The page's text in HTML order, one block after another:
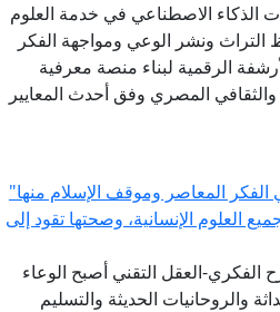
الذكاء الاصطناعي في خدمة العلوم
ونشر الوعي ومواجهة الفكر
الرقمية لبناء منصة معرفية
والثقافي المصري وفق أحدث المعايير
الفكر المعاصر وموقف الإسلام منها"
العلوم الإنسانية، وصحتها تقود إلى
الفكري-العقل التقني أصبح الوعاء
والروحانيات الحديثة والتسليم